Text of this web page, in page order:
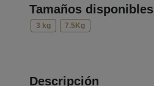
Tamaños disponibles
3 kg 7.5Kg
Descripción